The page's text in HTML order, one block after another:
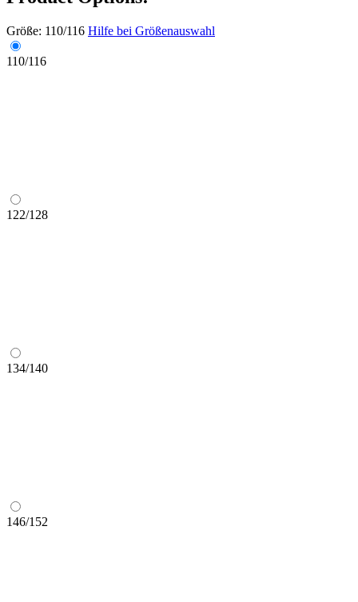
Größe: 110/116 Hilfe bei Größenauswahl
110/116
122/128
134/140
146/152